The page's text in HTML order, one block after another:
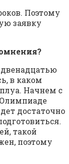
Поэтому
заявку
двенадцатью
в каком
Начнем с
достаточно
такой
поэтому